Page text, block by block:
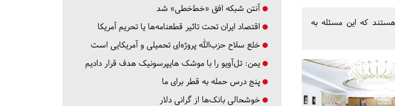
که این مسئله به
آنتن شبکه افق «خط‌خطی» شد
اقتصاد ایران تحت تاثیر قطعنامه‌ها یا تحریم‌ آمریکا
خلع سلاح حزب‌الله پروژه‌ای تحمیلی و آمریکایی است
یمن: تل‌آویو را با موشک هایپرسونیک هدف قرار دادیم
پنج درس‌ حمله به قطر برای ما
خوشحالی بانک‌ها از گرانی دلار